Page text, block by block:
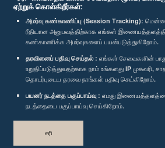
ஏற்றுக் கொள்கிறீர்கள்:
அமர்வு கண்காணிப்பு (Session Tracking):
ரீதியான அனுபவத்திற்காக எங்கள்
கண்காணிக்க அமர்வுகளைப் பயன்படுத்துகிறோம்.
தரவினைப் பதிவு செய்தல் : எங்கள் சேவைகளின்
உறுதிப்படுத்துவதற்காக நாம் உங்களது IP முகவரி,
தொடர்புடைய தரவை நாங்கள் பதிவு செய்கிறோம்.
பயனர் நடத்தை பகுப்பாய்வு : எமது
நடத்தையை பகுப்பாய்வு செய்கிறோம்.
சரி
எம்மை பின்தொடர்க :
விருதுகள்
தனியுரிமைக் கொள்கை